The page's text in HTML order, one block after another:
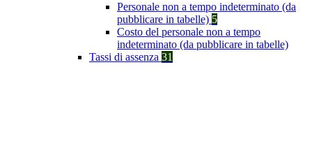
Personale non a tempo indeterminato (da
pubblicare in tabelle) 5
Costo del personale non a tempo
indeterminato (da pubblicare in tabelle)
Tassi di assenza 31